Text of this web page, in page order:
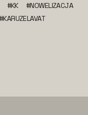
#KK
#NOWELIZACJA
#KARUZELAVAT